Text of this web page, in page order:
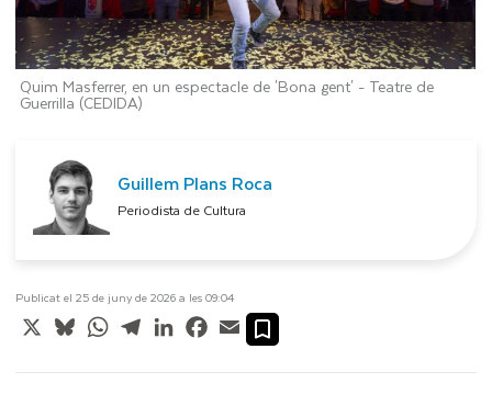
Quim Masferrer, en un espectacle de 'Bona gent' - Teatre de
Guerrilla (CEDIDA)
Guillem Plans Roca
Periodista de Cultura
Publicat el 25 de juny de 2026 a les 09:04
X BlueskyWhatsApp
TelegramLinkedInFacebook
Email